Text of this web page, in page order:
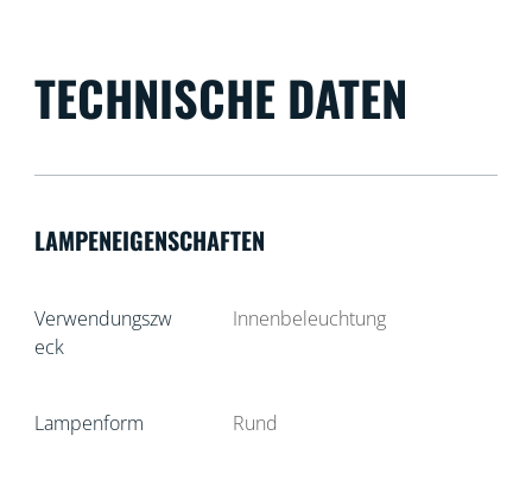
TECHNISCHE DATEN
LAMPENEIGENSCHAFTEN
Verwendungszw
eck
Innenbeleuchtung
Lampenform Rund